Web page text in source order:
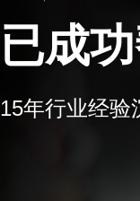
已成
15年行业经验